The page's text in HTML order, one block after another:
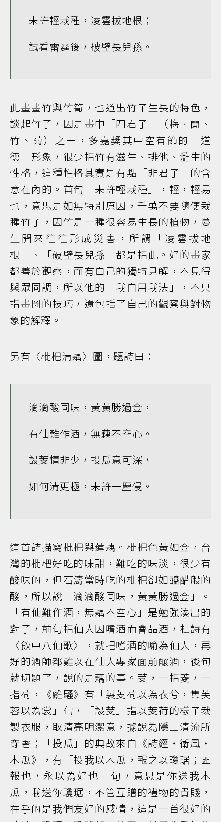
未許輕栽種，凌雲拔地根；
試看雷霆後，破壁長兒孫。
此畫畫竹與竹筍，也道出竹子生長的特色，
談起竹子，因是畫中「四君子」（梅、蘭、
竹、菊）之一，多嘉獎其中空有節的「道
德」形象，很少指竹有滋生、排他、濫生的
性格，這種性格其實是有點「非君子」的含
意在內的。首句「未許輕栽種」，輕，輕易
也，意思是如無特別原因，千萬不要隨便栽
種竹子，因竹是一種很容易生長的植物，蔓
生開來往往形成災害，所謂「凌雲拔地
根」、「破壁長兒孫」都是指此。好的畫家
都善於觀察，而有自己的獨特見解，不見得
與眾同調，所以他的「我自用我法」，不只
指畫圖的技巧，還包括了自己的觀察與對物
象的解釋。
另有〈枇杷清藕〉圖，題詩曰：
滴滴酸同味，黃黃勝過金，
有仙難作酒，無藕不空心。
設芰情非少，投瓜意可深，
如何清更極，未許一塵侵。
這首詩描寫枇杷與蓮藕。枇杷色黃如金，台
灣的枇杷好吃的味甜，難吃的味淡，很少有
酸味的，但石濤當時吃的枇杷卻如醯醋般的
酸，所以說「滴滴酸同味，黃黃勝過金」。
「有仙難作酒，無藕不空心」是勉強湊出的
對子，前句指仙人因嗜酒而會品酒，杜詩有
〈飲中八仙歌〉，就把嗜酒的喻為仙人，再
好的酒師都難以在仙人專家面前釀酒，後句
就切題了，說的是藕的事。芰，一指菱，一
指荷，《離騷》有「製芰荷以為衣兮，集芙
蓉以為裳」句，「設芰」指以芰荷的樣子裁
製衣服，取清亮明潔意，據說為隱士清流所
穿著；「投瓜」的典故來自《詩經‧衛風‧
木瓜》，有「投我以木瓜，報之以瓊琚；匪
報也，永以為好也」句，意思是你送我木
瓜，我送你瓊琚，不管互贈的禮物的貴賤，
在乎的是我們友好的感情，這是一首很好的